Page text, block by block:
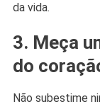
da vida.
3. Meça
do
Não subestime